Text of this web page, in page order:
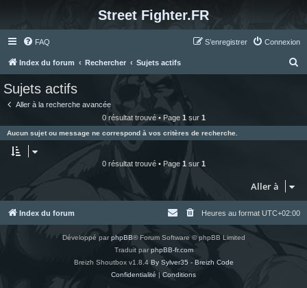
Street Fighter.FR
FAQ Connexion
S’enregistrer
Index du forum Rechercher Sujets actifs
e
r
Sujets actifs
Aller à la recherche avancée
0 résultat trouvé • Page 1 sur 1
Aucun sujet ou message ne correspond à vos critères de recherche.
0 résultat trouvé • Page 1 sur 1
Aller à
Index du forum Heures au format UTC+02:00
Développé parphpBB® Forum Software © phpBB Limited
Traduit parphpBB-fr.com
Breizh Shoutbox v1.8.4 By Sylver35 - Breizh Code
Confidentialité | Conditions